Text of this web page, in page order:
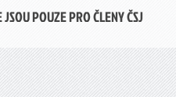
POUZE PRO ČLENY ČSJ